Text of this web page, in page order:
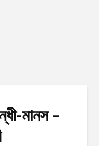
মানস –